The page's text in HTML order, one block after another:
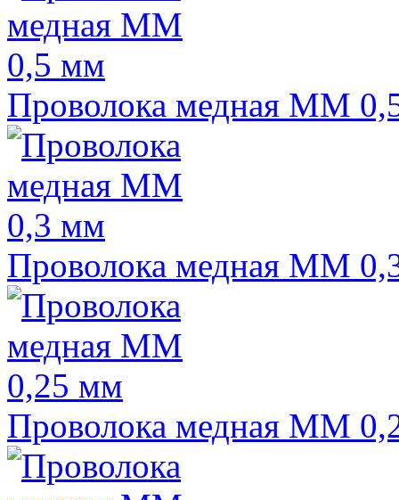
Проволока медная ММ
Проволока медная ММ
Проволока медная ММ